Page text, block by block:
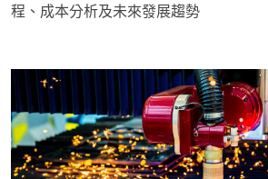
程、成本分析及未來發展趨勢